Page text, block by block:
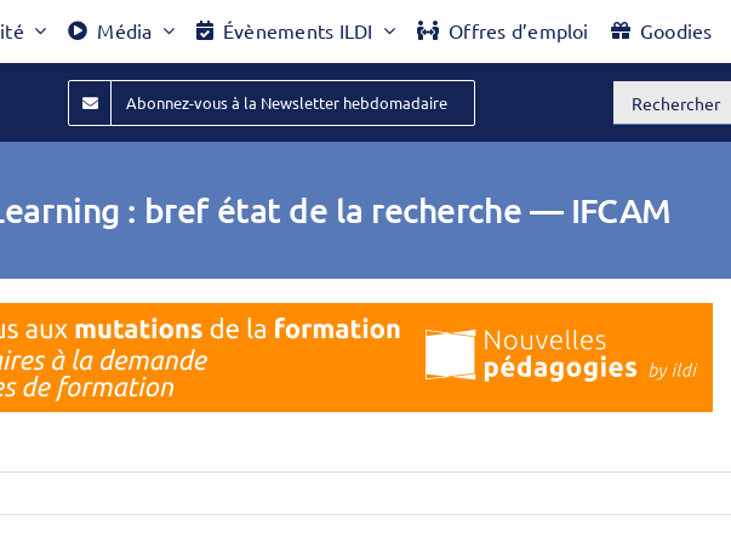
Média Évènements ILDI Offres d’emploi Goodies
Abonnez-vous à la Newsletter hebdomadaire Rechercher:
: bref état de la recherche — IFCAM